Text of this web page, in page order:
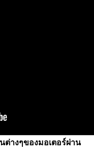
ต่างๆของมอเตอร์ผ่าน